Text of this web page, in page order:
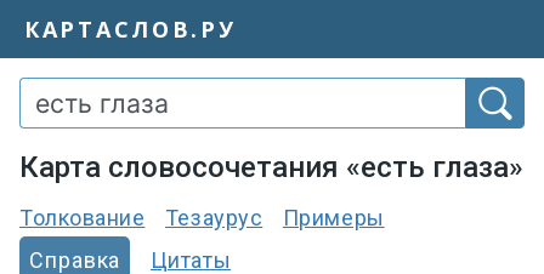
КАРТАСЛОВ.РУ
Карта словосочетания «есть глаза»
Толкование Тезаурус
Примеры
Справка
Цитаты